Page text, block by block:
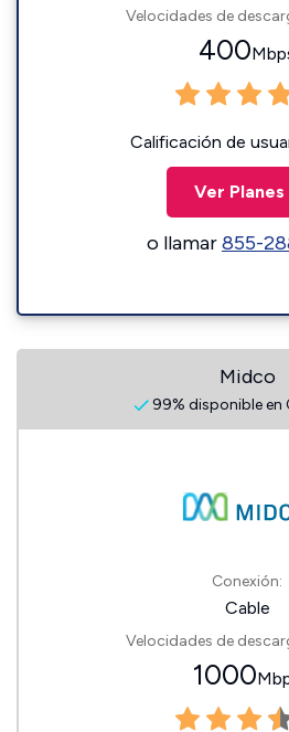
Velocidades de
400
Calificación de
Ver Planes
o llamar855-
Midco
99% disponible en
Conexión:
Cable
Velocidades de
1000